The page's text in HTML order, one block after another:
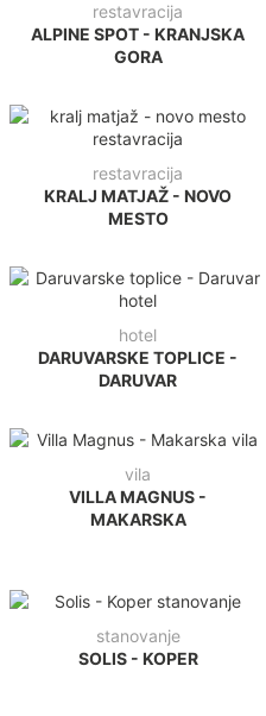
restavracija
ALPINE SPOT - KRANJSKA
GORA
restavracija
KRALJ MATJAŽ - NOVO
MESTO
hotel
DARUVARSKE TOPLICE -
DARUVAR
vila
VILLA MAGNUS -
MAKARSKA
stanovanje
SOLIS - KOPER